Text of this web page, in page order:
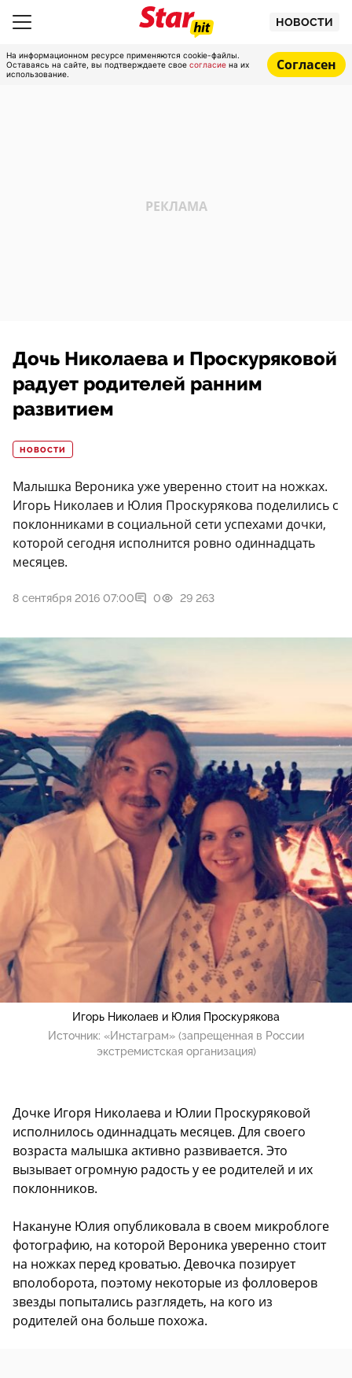
НОВОСТИ
На информационном ресурсе применяются cookie-файлы.
Оставаясь на сайте, вы подтверждаете свое согласие на их
использование.
Согласен
Дочь Николаева и Проскуряковой
радует родителей ранним
развитием
НОВОСТИ
Малышка Вероника уже уверенно стоит на ножках.
Игорь Николаев и Юлия Проскурякова поделились с
поклонниками в социальной сети успехами дочки,
которой сегодня исполнится ровно одиннадцать
месяцев.
8 сентября 2016 07:00 0 29 263
Игорь Николаев и Юлия Проскурякова
Источник: «Инстаграм» (запрещенная в России
экстремистская организация)
Дочке Игоря Николаева и Юлии Проскуряковой
исполнилось одиннадцать месяцев. Для своего
возраста малышка активно развивается. Это
вызывает огромную радость у ее родителей и их
поклонников.
Накануне Юлия опубликовала в своем микроблоге
фотографию, на которой Вероника уверенно стоит
на ножках перед кроватью. Девочка позирует
вполоборота, поэтому некоторые из фолловеров
звезды попытались разглядеть, на кого из
родителей она больше похожа.